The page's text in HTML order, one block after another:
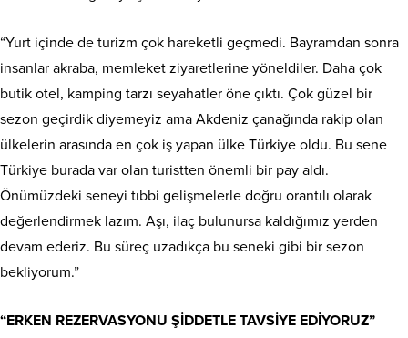
“Yurt içinde de turizm çok hareketli geçmedi. Bayramdan sonra
insanlar akraba, memleket ziyaretlerine yöneldiler. Daha çok
butik otel, kamping tarzı seyahatler öne çıktı. Çok güzel bir
sezon geçirdik diyemeyiz ama Akdeniz çanağında rakip olan
ülkelerin arasında en çok iş yapan ülke Türkiye oldu. Bu sene
Türkiye burada var olan turistten önemli bir pay aldı.
Önümüzdeki seneyi tıbbi gelişmelerle doğru orantılı olarak
değerlendirmek lazım. Aşı, ilaç bulunursa kaldığımız yerden
devam ederiz. Bu süreç uzadıkça bu seneki gibi bir sezon
bekliyorum.”
“ERKEN REZERVASYONU ŞİDDETLE TAVSİYE EDİYORUZ”